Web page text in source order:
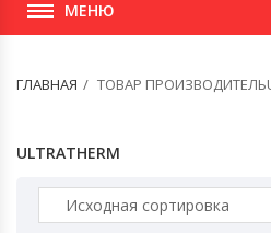
МЕНЮ
ГЛАВНАЯ ТОВАР
ULTRATHERM